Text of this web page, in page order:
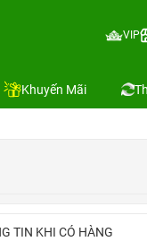
VIP
Khuyến Mãi
TIN KHI CÓ HÀNG